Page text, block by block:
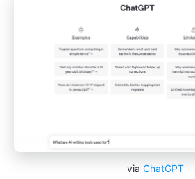
via ChatGPT